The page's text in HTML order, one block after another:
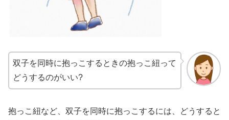
双子を同時に抱っこするときの抱っこ紐って
どうするのがいい?
抱っこ紐など、双子を同時に抱っこするには、どうすると